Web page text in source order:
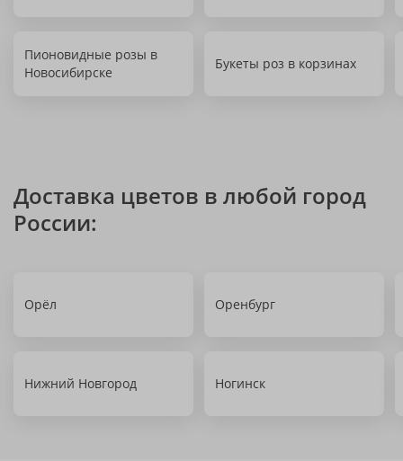
Пионовидные розы в
Новосибирске
Букеты роз в корзинах
Доставка цветов в любой город
России:
Орёл Оренбург
Нижний Новгород Ногинск